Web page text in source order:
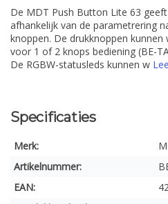
De MDT Push Button Lite 63
afhankelijk van de parametrering
knoppen. De drukknoppen
voor 1 of 2 knops bediening (BE-
De RGBW-statusleds kunnen w
Specificaties
Merk:
Artikelnummer:
EAN: